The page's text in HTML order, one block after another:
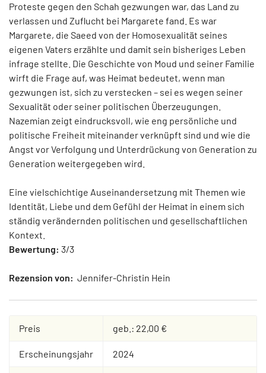
Proteste gegen den Schah gezwungen war, das Land zu
verlassen und Zuflucht bei Margarete fand. Es war
Margarete, die Saeed von der Homosexualität seines
eigenen Vaters erzählte und damit sein bisheriges Leben
infrage stellte. Die Geschichte von Moud und seiner Familie
wirft die Frage auf, was Heimat bedeutet, wenn man
gezwungen ist, sich zu verstecken – sei es wegen seiner
Sexualität oder seiner politischen Überzeugungen.
Nazemian zeigt eindrucksvoll, wie eng persönliche und
politische Freiheit miteinander verknüpft sind und wie die
Angst vor Verfolgung und Unterdrückung von Generation zu
Generation weitergegeben wird.
Eine vielschichtige Auseinandersetzung mit Themen wie
Identität, Liebe und dem Gefühl der Heimat in einem sich
ständig verändernden politischen und gesellschaftlichen
Kontext.
Bewertung: 3/3
Rezension von: Jennifer-Christin Hein
Preis geb.: 22,00 €
Erscheinungsjahr 2024